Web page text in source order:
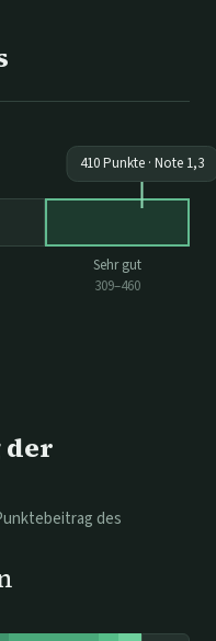
410Punkte · Note 1,3
Sehr gut
309–460
der
des